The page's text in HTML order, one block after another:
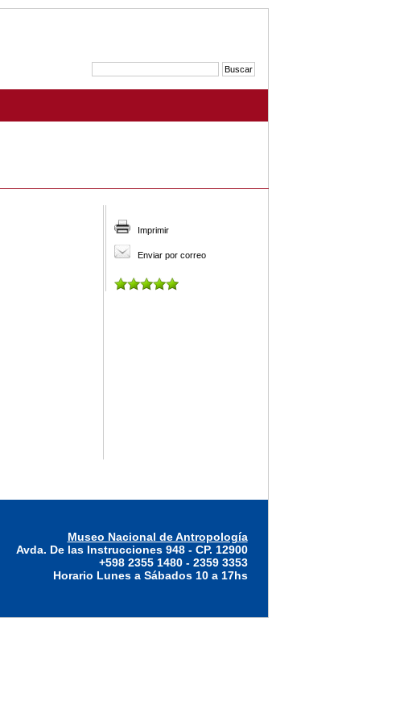
Imprimir
Enviar por correo
Museo Nacional de Antropología
Avda. De las Instrucciones 948 - CP. 12900
+598 2355 1480 - 2359 3353
Horario Lunes a Sábados 10 a 17hs